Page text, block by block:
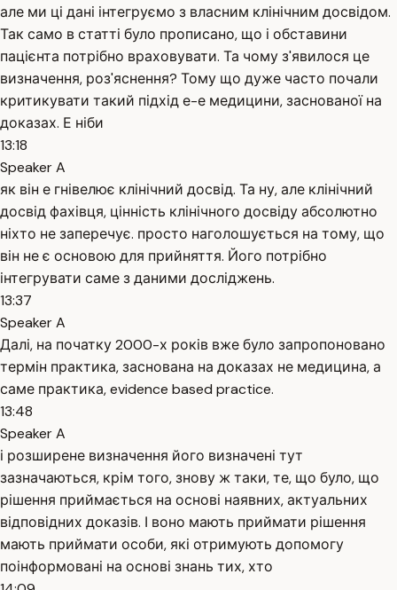
але ми ці дані інтегруємо з власним клінічним досвідом.
Так само в статті було прописано, що і обставини
пацієнта потрібно враховувати. Та чому з'явилося це
визначення, роз'яснення? Тому що дуже часто почали
критикувати такий підхід е-е медицини, заснованої на
доказах. Е ніби
13:18
Speaker A
як він е гнівелює клінічний досвід. Та ну, але клінічний
досвід фахівця, цінність клінічного досвіду абсолютно
ніхто не заперечує. просто наголошується на тому, що
він не є основою для прийняття. Його потрібно
інтегрувати саме з даними досліджень.
13:37
Speaker A
Далі, на початку 2000-х років вже було запропоновано
термін практика, заснована на доказах не медицина, а
саме практика, evidence based practice.
13:48
Speaker A
і розширене визначення його визначені тут
зазначаються, крім того, знову ж таки, те, що було, що
рішення приймається на основі наявних, актуальних
відповідних доказів. І воно мають приймати рішення
мають приймати особи, які отримують допомогу
поінформовані на основі знань тих, хто